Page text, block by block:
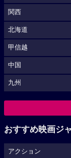
関西
北海道
甲信越
中国
九州
おすすめ映画ジ
アクション